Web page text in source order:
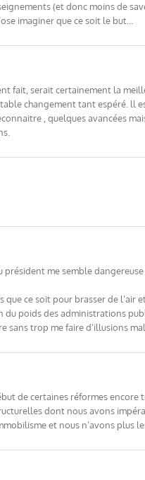
(et donc moins de
imaginer que ce soit le but…
fait, serait certainement la
changement tant espéré. ll
, quelques avancées
président me semble
ce soit pour brasser de l’air
poids des administrations
sans trop me faire d’illusions
de certaines réformes
dont nous avons
et nous n’avons plus